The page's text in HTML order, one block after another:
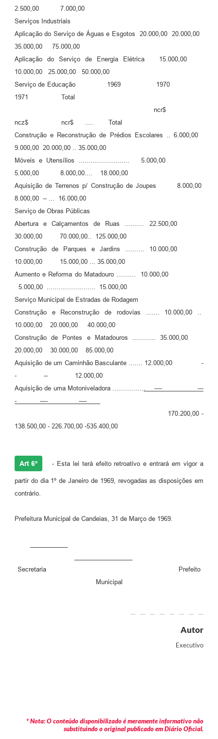
2.500,00 7.000,00
Serviços Industriais
Aplicação do Serviço de Águas e Esgotos 20.000,00 20.000,00
35.000,00 75.000,00
Aplicação do Serviço de Energia Elétrica 15.000,00
10.000,00 25.000,00 50.000,00
Serviço de Educação 1969 1970
1971 Total
ncr$
ncz$ ncr$ .... Total
Construção e Reconstrução de Prédios Escolares .. 6.000,00
9.000,00 20.000,00 .. 35.000,00
Móveis e Utensílios .......................... 5.000,00
5.000,00 8.000,00.... 18.000,00
Aquisição de Terrenos p/ Construção de Joupes 8.000,00
8.000,00 -- ... 16.000,00
Serviço de Obras Públicas
Abertura e Calçamentos de Ruas .......... 22.500,00
30.000,00 70.000,00.. 125.000,00
Construção de Parques e Jardins .......... 10.000,00
10.000,00 15.000,00 ... 35.000,00
Aumento e Reforma do Matadouro .......... 10.000,00
5.000,00 ......................... 15.000,00
Serviço Municipal de Estradas de Rodagem
Construção e Reconstrução de rodovias ....... 10.000,00 ..
10.000,00 20.000,00 40.000,00
Construção de Pontes e Matadouros ............ 35.000,00
20.000,00 30.000,00 85.000,00
Aquisição de um Caminhão Basculante ....... 12.000,00 -
- -- 12.000,00
Aquisição de uma Motoniveladora ................. ---- ---
- ---- ----
170.200,00 -
138.500,00 - 226.700,00 -535.400,00
Art 6º - Esta lei terá efeito retroativo e entrará em vigor a
partir do dia 1º de Janeiro de 1969, revogadas as disposições em
contrário.
Prefeitura Municipal de Candeias, 31 de Março de 1969.
Secretaria Prefeito
Municipal
Autor
Executivo
* Nota: O conteúdo disponibilizado é meramente informativo não
substituindo o original publicado em Diário Oficial.